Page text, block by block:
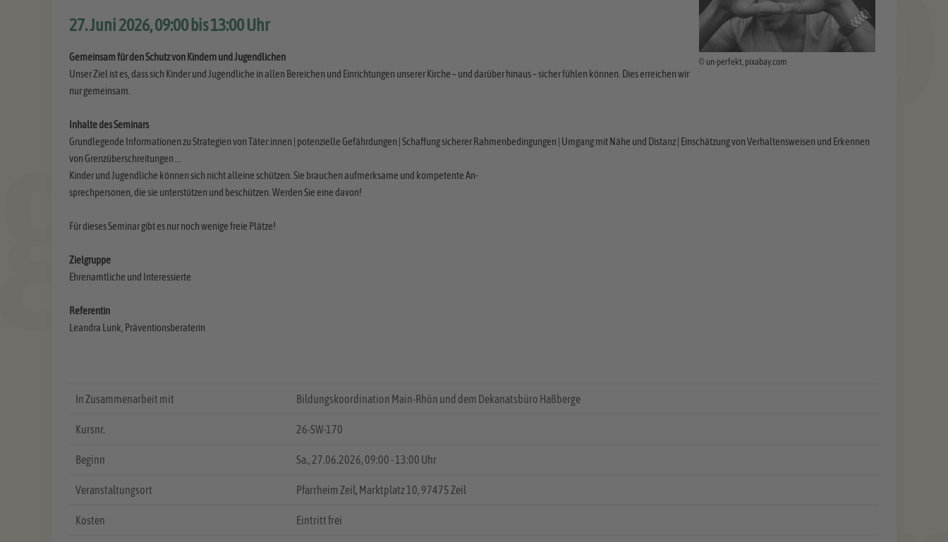
© un-perfekt, pixabay.com
27. Juni 2026, 09:00 bis 13:00 Uhr
Gemeinsam für den Schutz von Kindern und Jugendlichen
Unser Ziel ist es, dass sich Kinder und Jugendliche in allen Bereichen und Einrichtungen unserer Kirche – und darüber hinaus – sicher fühlen können. Dies erreichen wir
nur gemeinsam.
Inhalte des Seminars
Grundlegende Informationen zu Strategien von Täter:innen | potenzielle Gefährdungen | Schaffung sicherer Rahmenbedingungen | Umgang mit Nähe und Distanz | Einschätzung von Verhaltensweisen und Erkennen
von Grenzüberschreitungen ...
Kinder und Jugendliche können sich nicht alleine schützen. Sie brauchen aufmerksame und kompetente An-
sprechpersonen, die sie unterstützen und beschützen. Werden Sie eine davon!
Für dieses Seminar gibt es nur noch wenige freie Plätze!
Zielgruppe
Ehrenamtliche und Interessierte
Referentin
Leandra Lunk, Präventionsberaterin
In Zusammenarbeit mit Bildungskoordination Main-Rhön und dem Dekanatsbüro Haßberge
Kursnr. 26-SW-170
Beginn Sa., 27.06.2026, 09:00 - 13:00 Uhr
Veranstaltungsort Pfarrheim Zeil, Marktplatz 10, 97475 Zeil
Kosten Eintritt frei